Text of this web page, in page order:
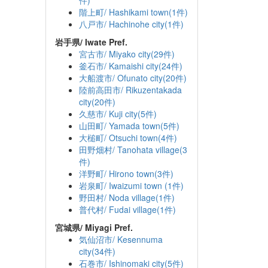
階上町/ Hashikami town(1件)
八戸市/ Hachinohe city(1件)
岩手県/ Iwate Pref.
宮古市/ Miyako city(29件)
釜石市/ Kamaishi city(24件)
大船渡市/ Ofunato city(20件)
陸前高田市/ Rikuzentakada
city(20件)
久慈市/ Kuji city(5件)
山田町/ Yamada town(5件)
大槌町/ Otsuchi town(4件)
田野畑村/ Tanohata village(3
件)
洋野町/ Hirono town(3件)
岩泉町/ Iwaizumi town (1件)
野田村/ Noda village(1件)
普代村/ Fudai village(1件)
宮城県/ Miyagi Pref.
気仙沼市/ Kesennuma
city(34件)
石巻市/ Ishinomaki city(5件)